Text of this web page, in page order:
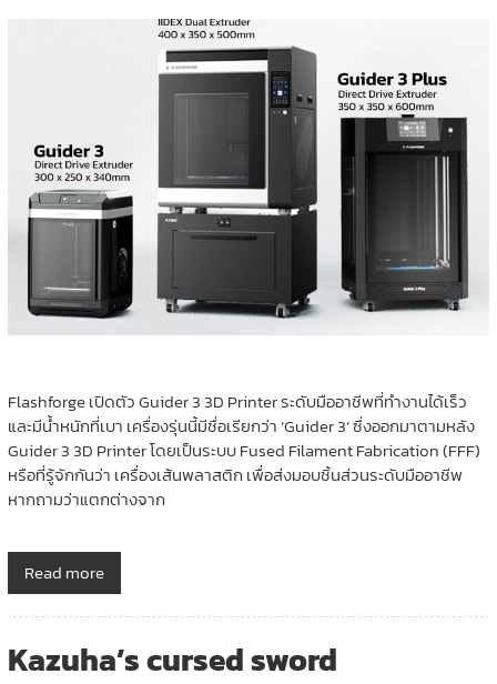
Flashforge เปิดตัว Guider 3 3D Printer ระดับมืออาชีพที่ทำงานได้เร็ว
และมีน้ำหนักที่เบา เครื่องรุ่นนี้มีชื่อเรียกว่า ‘Guider 3‘ ซึ่งออกมาตามหลัง
Guider 3 3D Printer โดยเป็นระบบ Fused Filament Fabrication (FFF)
หรือที่รู้จักกันว่า เครื่องเส้นพลาสติก เพื่อส่งมอบชิ้นส่วนระดับมืออาชีพ
หากถามว่าแตกต่างจาก
Read more
Kazuha’s cursed sword